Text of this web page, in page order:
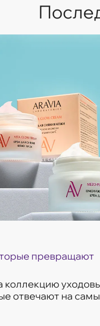
превращают
коллекцию
отвечают на